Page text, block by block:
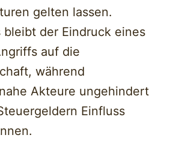
gelten lassen.
bleibt der Eindruck eines
auf die
während
Akteure ungehindert
Einfluss